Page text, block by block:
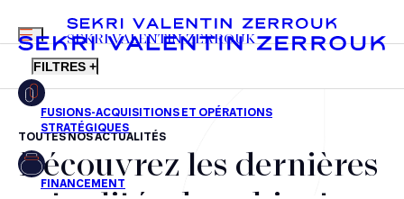
FR EN
MENU
SEKRI VALENTIN ZERROUK
FILTRES +
Fusions-acquisitions et opérations stratégiques
TOUTES NOS ACTUALITÉS
Découvrez les dernières